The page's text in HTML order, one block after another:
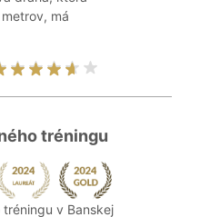
má
tréningu
v Banskej